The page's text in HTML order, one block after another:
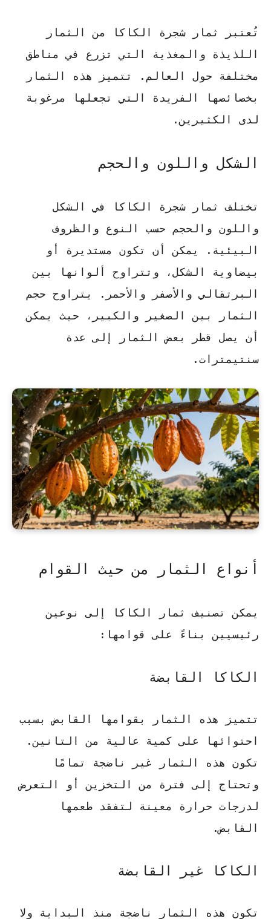
تُعتبر ثمار شجرة الكاكا من الثمار
اللذيذة والمغذية التي تزرع في مناطق
مختلفة حول العالم. تتميز هذه الثمار
بخصائصها الفريدة التي تجعلها مرغوبة
لدى الكثيرين.
الشكل واللون والحجم
تختلف ثمار شجرة الكاكا في الشكل
واللون والحجم حسب النوع والظروف
البيئية. يمكن أن تكون مستديرة أو
بيضاوية الشكل، وتتراوح ألوانها بين
البرتقالي والأصفر والأحمر.
يتراوح حجم
الثمار بين الصغير والكبير ، حيث يمكن
أن يصل قطر بعض الثمار إلى عدة
سنتيمترات.
أنواع الثمار من حيث القوام
يمكن تصنيف ثمار الكاكا إلى نوعين
رئيسيين بناءً على قوامها:
الكاكا القابضة
تتميز هذه الثمار بقوامها القابض بسبب
احتوائها على كمية عالية من التانين.
تكون هذه الثمار غير ناضجة تمامًا
وتحتاج إلى فترة من التخزين أو التعرض
لدرجات حرارة معينة لتفقد طعمها
القابض.
الكاكا غير القابضة
تكون هذه الثمار ناضجة منذ البداية ولا